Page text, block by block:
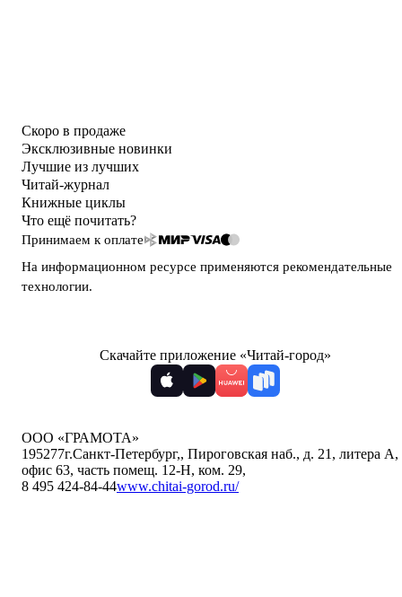
Скоро в продаже
Эксклюзивные новинки
Лучшие из лучших
Читай-журнал
Книжные циклы
Что ещё почитать?
Принимаем к оплате
На информационном ресурсе применяются рекомендательные
технологии.
Скачайте приложение «Читай-город»
ООО «ГРАМОТА»
195277г.Санкт-Петербург,, Пироговская наб., д. 21, литера А,
офис 63, часть помещ. 12-Н, ком. 29,
8 495 424-84-44www.chitai-gorod.ru/